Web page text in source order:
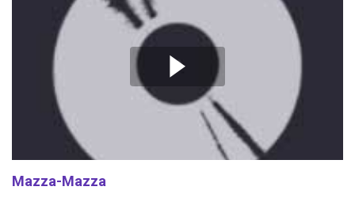
Mazza-Mazza